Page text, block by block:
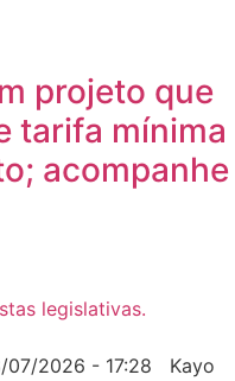
projeto que
tarifa mínima
acompanhe
07/2026 - 17:28 Kayo